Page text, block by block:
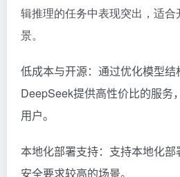
辑推理的任务中表现突出，适
景。
低成本与开源：通过优化模型结
DeepSeek提供高性价比的服务
用户。
本地化部署支持：支持本地化
安全要求较高的场景。